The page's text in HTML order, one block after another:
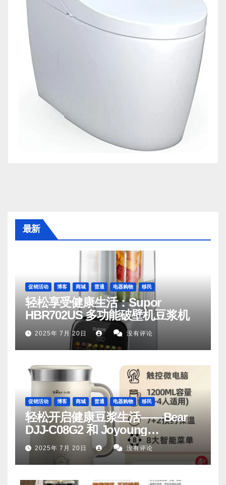
最新
促销活动 博客 商城 普通 电器购物 移民
轻松享受健康生活：Supor
HBR702US 多功能破壁机豆浆机
2025年 7月 20日 没有评论
促销活动 博客 商城 普通 电器购物 移民
轻松开启健康豆浆生活——Bear
DJJ‑C08G2 和 Joyoung
DJ06M‑D53，你值得拥有
2025年 7月 20日 没有评论